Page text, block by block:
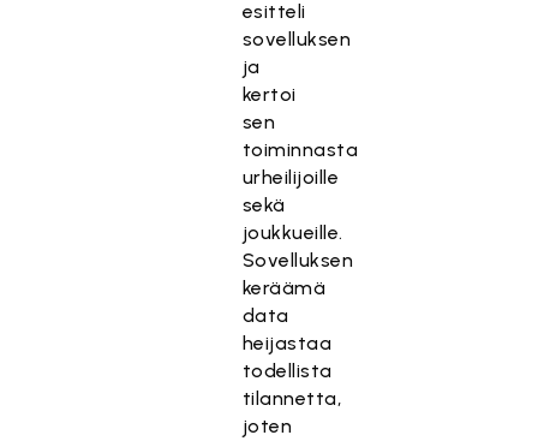
esitteli
sovelluksen
ja
kertoi
sen
toiminnasta
urheilijoille
sekä
joukkueille.
Sovelluksen
keräämä
data
heijastaa
todellista
tilannetta,
joten